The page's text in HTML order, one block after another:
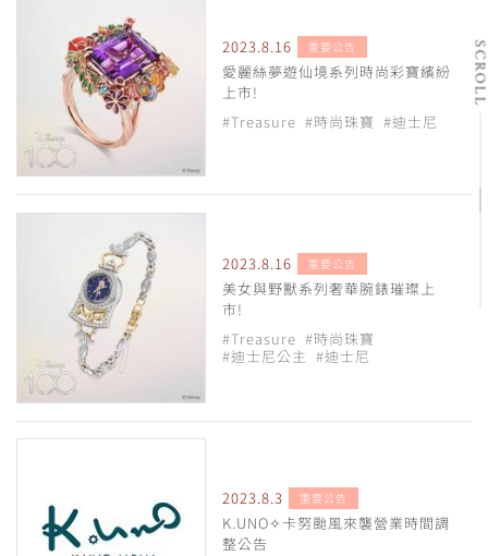
2023.8.16 重要公告
愛麗絲夢遊仙境系列時尚彩寶繽紛
上市!
#Treasure #時尚珠寶 #迪士尼
2023.8.16 重要公告
美女與野獸系列奢華腕錶璀璨上
市!
#Treasure #時尚珠寶
#迪士尼公主 #迪士尼
2023.8.3 重要公告
K.UNO✧卡努颱風來襲營業時間調
整公告